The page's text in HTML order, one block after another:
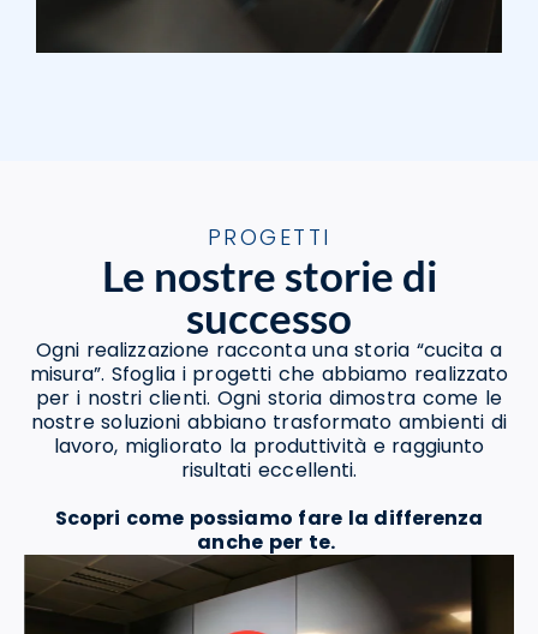
PROGETTI
Le nostre storie di
successo
Ogni realizzazione racconta una storia “cucita a
misura”. Sfoglia i progetti che abbiamo realizzato
per i nostri clienti. Ogni storia dimostra come le
nostre soluzioni abbiano trasformato ambienti di
lavoro, migliorato la produttività e raggiunto
risultati eccellenti.
Scopri come possiamo fare la differenza
anche per te.